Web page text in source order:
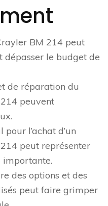
BM 214 peut
dépasser le budget de
de réparation du
peuvent
pour l’achat d’un
peut représenter
importante.
des options et des
peut faire grimper